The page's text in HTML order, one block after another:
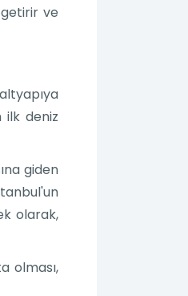
ve
ilk deniz
giden
olarak,
olması,